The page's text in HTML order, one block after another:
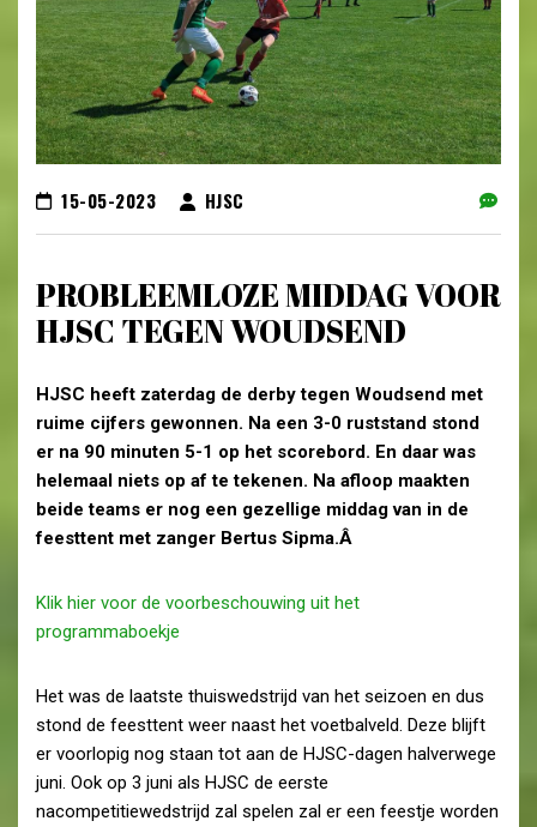
15-05-2023 HJSC
PROBLEEMLOZE MIDDAG VOOR
HJSC TEGEN WOUDSEND
HJSC heeft zaterdag de derby tegen Woudsend met
ruime cijfers gewonnen. Na een 3-0 ruststand stond
er na 90 minuten 5-1 op het scorebord. En daar was
helemaal niets op af te tekenen. Na afloop maakten
beide teams er nog een gezellige middag van in de
feesttent met zanger Bertus Sipma.Â
Klik hier voor de voorbeschouwing uit het
programmaboekje
Het was de laatste thuiswedstrijd van het seizoen en dus
stond de feesttent weer naast het voetbalveld. Deze blijft
er voorlopig nog staan tot aan de HJSC-dagen halverwege
juni. Ook op 3 juni als HJSC de eerste
nacompetitiewedstrijd zal spelen zal er een feestje worden